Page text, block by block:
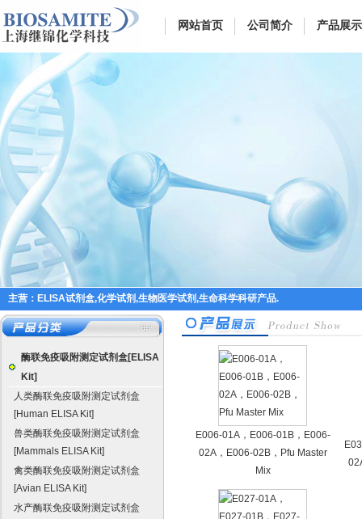
网站首页 公司简介 产品展示
主营：ELISA试剂盒,化学试剂,生物医学试剂,生命科学科研产品.
酶联免疫吸附测定试剂盒[ELISA
Kit]
人类酶联免疫吸附测定试剂盒
[Human ELISA Kit]
兽类酶联免疫吸附测定试剂盒
[Mammals ELISA Kit]
禽类酶联免疫吸附测定试剂盒
[Avian ELISA Kit]
水产酶联免疫吸附测定试剂盒
E006-01A，E006-01B，E006-
02A，E006-02B，Pfu Master
Mix